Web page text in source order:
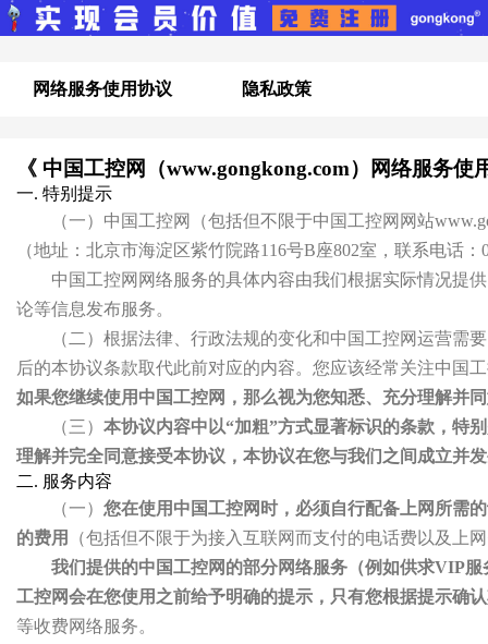
网络服务使用协议 隐私政策
《 中国工控网（www.gongkong.com）网络服务使
一. 特别提示
（一）中国工控网（包括但不限于中国工控网网站
（地址：北京市海淀区紫竹院路116号B座802室，联系电话
中国工控网网络服务的具体内容由我们根据实际情况提
论等信息发布服务。
（二）根据法律、行政法规的变化和中国工控网运营
后的本协议条款取代此前对应的内容。您应该经常关注中国
如果您继续使用中国工控网，那么视为您知悉、充分理解并
（三） 本协议内容中以“加粗”方式显著标识的条款，特
理解并完全同意接受本协议，本协议在您与我们之间成立并
二. 服务内容
（一） 您在使用中国工控网时，必须自行配备上网所需
的费用
（包括但不限于为接入互联网而支付的电话费以及上
我们提供的中国工控网的部分网络服务（例如供求VIP
工控网会在您使用之前给予明确的提示，只有您根据提示确
等收费网络服务。